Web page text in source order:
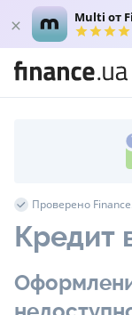
Multi от
Проверено
Кредит